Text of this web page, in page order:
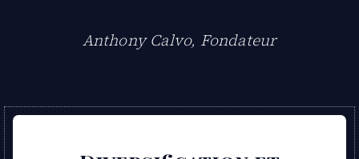
Anthony Calvo, Fondateur